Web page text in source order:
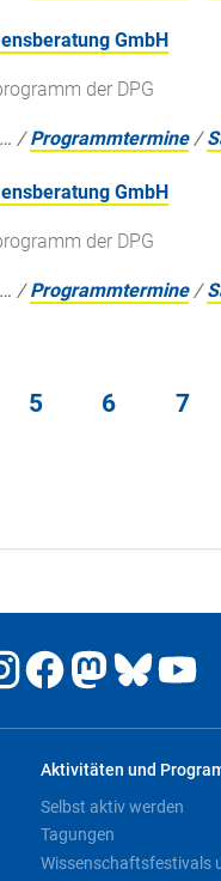
GmbH
der DPG
… /Programmtermine /
GmbH
der DPG
… /Programmtermine /
5 6 7
Aktivitäten und
Selbst aktiv werden
Tagungen
Wissenschaftsfestivals